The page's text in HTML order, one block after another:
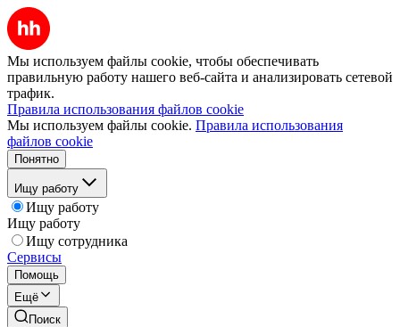
Мы используем файлы cookie, чтобы обеспечивать
правильную работу нашего веб-сайта и анализировать сетевой
трафик.
Правила использования файлов cookie
Мы используем файлы cookie. Правила использования
файлов cookie
Понятно
Ищу работу
Ищу работу
Ищу работу
Ищу сотрудника
Сервисы
Помощь
Ещё
Поиск